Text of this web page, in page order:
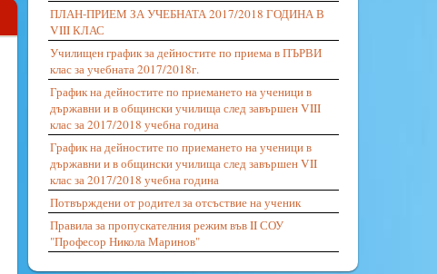
ПЛАН-ПРИЕМ ЗА УЧЕБНАТА 2017/2018 ГОДИНА В
VIII КЛАС
Училищен график за дейностите по приема в ПЪРВИ
клас за учебната 2017/2018г.
График на дейностите по приемането на ученици в
държавни и в общински училища след завършен VIII
клас за 2017/2018 учебна година
График на дейностите по приемането на ученици в
държавни и в общински училища след завършен VII
клас за 2017/2018 учебна година
Потвърждени от родител за отсъствие на ученик
Правила за пропускателния режим във II СОУ
"Професор Никола Маринов"